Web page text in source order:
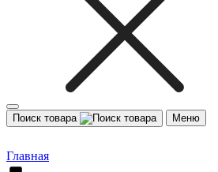
Поиск товара Меню
Главная